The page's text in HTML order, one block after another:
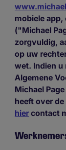
mobiele app,
("Michael
zorgvuldig,
op uw
wet. Indien u
Algemene
Michael
heeft over
hier contact